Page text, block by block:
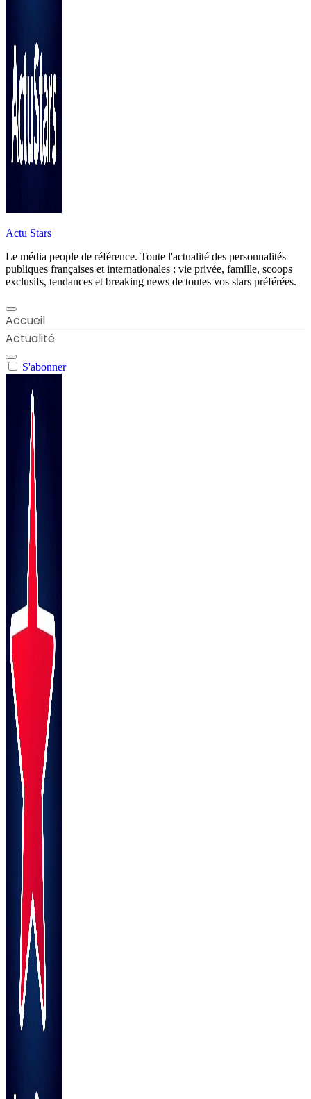
Actu Stars
Le média people de référence. Toute l'actualité des personnalités
publiques françaises et internationales : vie privée, famille, scoops
exclusifs, tendances et breaking news de toutes vos stars préférées.
Accueil
Actualité
S'abonner